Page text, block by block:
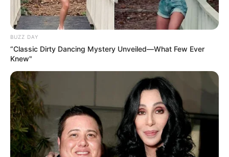
BUZZ DAY
“Classic Dirty Dancing Mystery Unveiled—What Few Ever
Knew"